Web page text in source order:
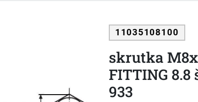
11035108100
skrutka
FITTING
933